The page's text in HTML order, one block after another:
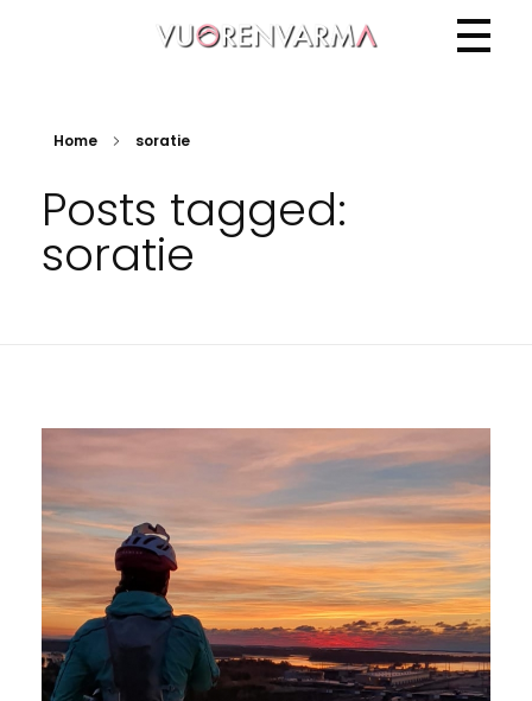
Home soratie
Posts tagged:
soratie